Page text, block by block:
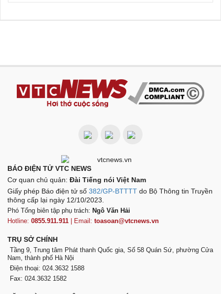
BÁO ĐIỆN TỬ VTC NEWS
Cơ quan chủ quản: Đài Tiếng nói Việt Nam
Giấy phép Báo điện tử số 382/GP-BTTTT do Bộ Thông tin Truyền
thông cấp lại ngày 12/10/2023.
Phó Tổng biên tập phụ trách: Ngô Văn Hải
Hotline: 0855.911.911 | Email: toasoan@vtcnews.vn
TRỤ SỞ CHÍNH
Tầng 9, Trung tâm Phát thanh Quốc gia, Số 58 Quán Sứ, phường Cửa
Nam, thành phố Hà Nội
Điện thoại: 024.3632 1588
Fax: 024.3632 1582